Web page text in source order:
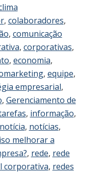
, colaboradores,
, comunicação
, corporativas,
, economia,
, equipe,
empresarial,
, Gerenciamento de
, informação,
notícia, notícias,
melhorar a
, rede, rede
corporativa, redes